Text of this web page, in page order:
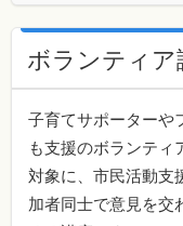
ボランティア
子育てサポーターや
も支援のボランティ
対象に、市民活動支
加者同士で意見を交